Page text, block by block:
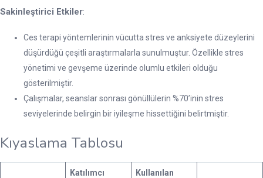
Sakinleştirici Etkiler:
Ces terapi yöntemlerinin vücutta stres ve anksiyete düzeylerini
düşürdüğü çeşitli araştırmalarla sunulmuştur. Özellikle stres
yönetimi ve gevşeme üzerinde olumlu etkileri olduğu
gösterilmiştir.
Çalışmalar, seanslar sonrası gönüllülerin %70’inin stres
seviyelerinde belirgin bir iyileşme hissettiğini belirtmiştir.
Kıyaslama Tablosu
Katılımcı
Kullanılan